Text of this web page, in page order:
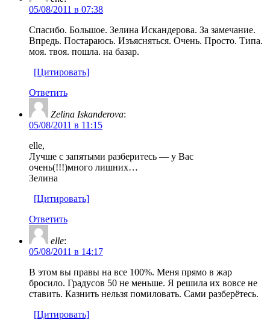
05/08/2011 в 07:38
Спасибо. Большое. Зелина Искандерова. За замечание.
Впредь. Постараюсь. Изъясняться. Очень. Просто. Типа.
моя. твоя. пошла. на базар.
[Цитировать]
Ответить
Zelina Iskanderova:
05/08/2011 в 11:15
elle,
Лучше с запятыми разберитесь — у Вас
очень(!!!)много лишних…
Зелина
[Цитировать]
Ответить
elle:
05/08/2011 в 14:17
В этом вы правы на все 100%. Меня прямо в жар
бросило. Градусов 50 не меньше. Я решила их вовсе не
ставить. Казнить нельзя помиловать. Сами разберётесь.
[Цитировать]